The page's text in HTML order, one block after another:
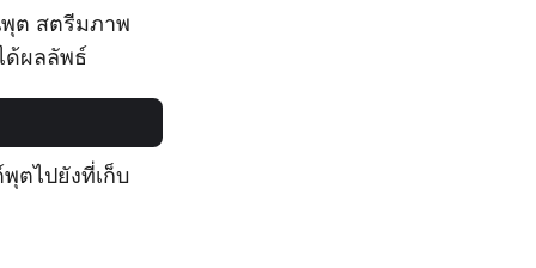
พุต สตรีมภาพ
ด้ผลลัพธ์
ตไปยังที่เก็บ